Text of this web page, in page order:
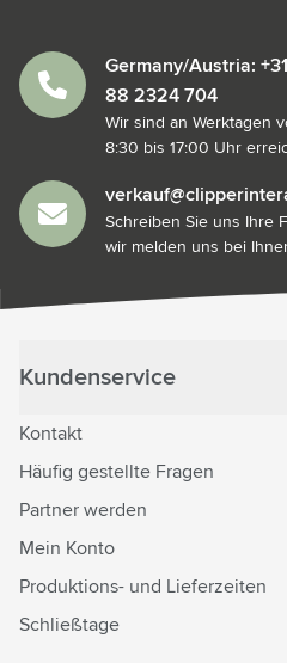
Germany/Austria:
88 2324 704
Wir sind an Werktagen
8:30 bis 17:00 Uhr
Schreiben Sie uns Ihre
wir melden uns bei
Kundenservice
Kontakt
Häufig gestellte Fragen
Partner werden
Mein Konto
Produktions- und Lieferzeiten
Schließtage